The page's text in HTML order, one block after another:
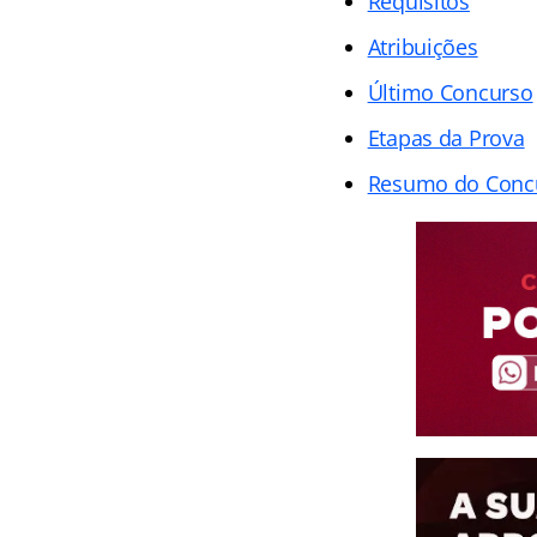
Atribuições
Último Concurso
Etapas da Prova
Resumo do